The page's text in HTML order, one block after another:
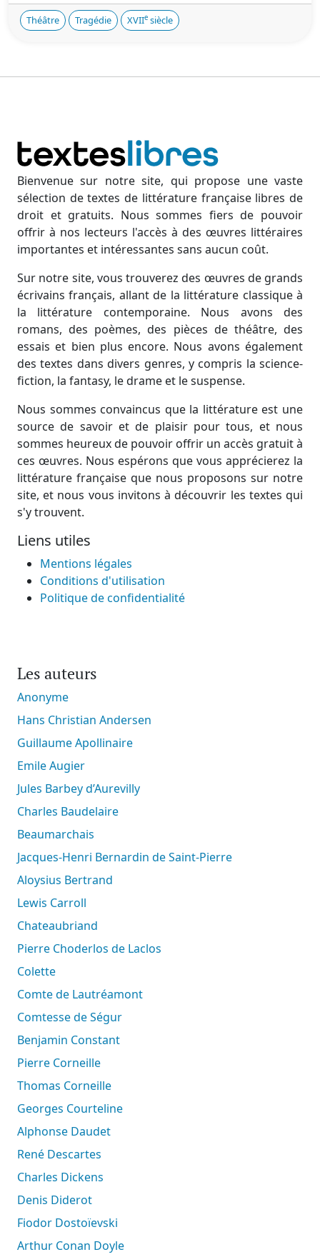
Théâtre Tragédie XVIIe siècle
Bienvenue sur notre site, qui propose une vaste
sélection de textes de littérature française libres de
droit et gratuits. Nous sommes fiers de pouvoir
offrir à nos lecteurs l'accès à des œuvres littéraires
importantes et intéressantes sans aucun coût.
Sur notre site, vous trouverez des œuvres de grands
écrivains français, allant de la littérature classique à
la littérature contemporaine. Nous avons des
romans, des poèmes, des pièces de théâtre, des
essais et bien plus encore. Nous avons également
des textes dans divers genres, y compris la science-
fiction, la fantasy, le drame et le suspense.
Nous sommes convaincus que la littérature est une
source de savoir et de plaisir pour tous, et nous
sommes heureux de pouvoir offrir un accès gratuit à
ces œuvres. Nous espérons que vous apprécierez la
littérature française que nous proposons sur notre
site, et nous vous invitons à découvrir les textes qui
s'y trouvent.
Liens utiles
Mentions légales
Conditions d'utilisation
Politique de confidentialité
Les auteurs
Anonyme
Hans Christian Andersen
Guillaume Apollinaire
Emile Augier
Jules Barbey d’Aurevilly
Charles Baudelaire
Beaumarchais
Jacques-Henri Bernardin de Saint-Pierre
Aloysius Bertrand
Lewis Carroll
Chateaubriand
Pierre Choderlos de Laclos
Colette
Comte de Lautréamont
Comtesse de Ségur
Benjamin Constant
Pierre Corneille
Thomas Corneille
Georges Courteline
Alphonse Daudet
René Descartes
Charles Dickens
Denis Diderot
Fiodor Dostoïevski
Arthur Conan Doyle